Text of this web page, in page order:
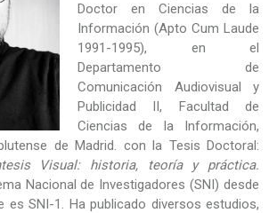
Doctor en Ciencias de la
Información (Apto Cum Laude
1991-1995), en el
Departamento de
Comunicación Audiovisual y
Publicidad II, Facultad de
Ciencias de la Información,
de Madrid. con la Tesis Doctoral:
Visual: historia, teoría y práctica.
Nacional de Investigadores (SNI) desde
es SNI-1. Ha publicado diversos estudios,